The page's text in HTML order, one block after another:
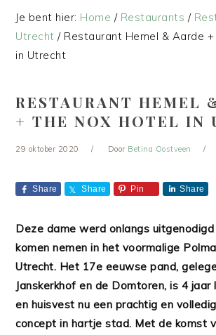
Je bent hier: Home / Restaurants /
Utrecht /Restaurant Hemel & Aarde
in Utrecht
RESTAURANT HEMEL
+ THE NOX HOTEL IN
29 oktober 2020 Door Betina Oostveen
Share Share Pin Share
Deze dame werd onlangs
komen nemen in het voormalige
Utrecht. Het 17e eeuwse pand,
Janskerkhof en de Domtoren, is 4 jaar
en huisvest nu een prachtig en
concept in hartje stad. Met de komst